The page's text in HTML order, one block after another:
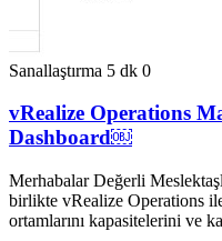
Sanallaştırma 5 dk 0
vRealize Operations
Dashboard￼
Merhabalar Değerli
birlikte vRealize Operations
ortamlarını kapasitelerini ve